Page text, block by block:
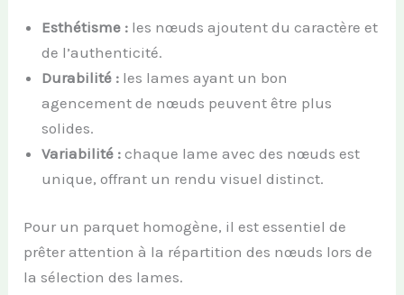
Esthétisme : les nœuds ajoutent du caractère et
de l’authenticité.
Durabilité : les lames ayant un bon
agencement de nœuds peuvent être plus
solides.
Variabilité : chaque lame avec des nœuds est
unique, offrant un rendu visuel distinct.
Pour un parquet homogène, il est essentiel de
prêter attention à la répartition des nœuds lors de
la sélection des lames.